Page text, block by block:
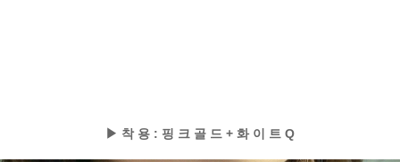
▶ 착 용 : 핑 크 골 드 + 화 이 트 Q